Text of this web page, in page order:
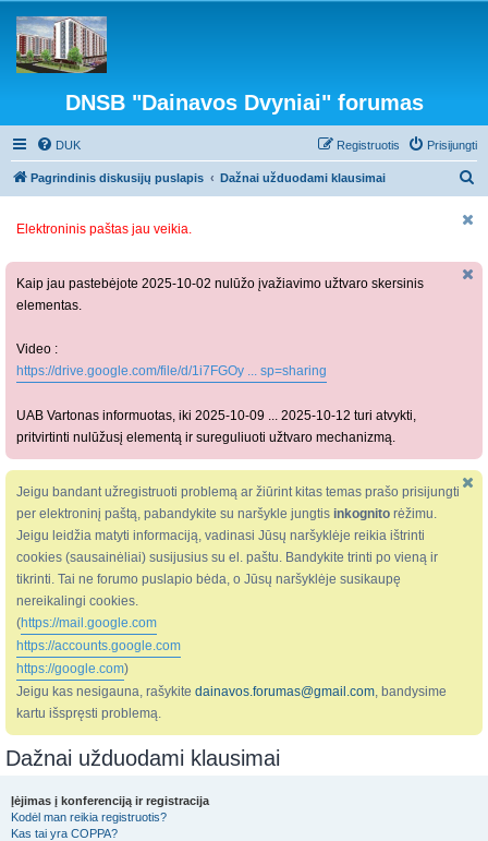
DNSB "Dainavos Dvyniai" forumas
DUK Prisijungti
Registruotis
Pagrindinis diskusijų puslapis Dažnai užduodami klausimai
Elektroninis paštas jau veikia.
Kaip jau pastebėjote 2025-10-02 nulūžo įvažiavimo užtvaro skersinis
elementas.
Video :
https://drive.google.com/file/d/1i7FGOy ... sp=sharing
UAB Vartonas informuotas, iki 2025-10-09 ... 2025-10-12 turi atvykti,
pritvirtinti nulūžusį elementą ir sureguliuoti užtvaro mechanizmą.
Jeigu bandant užregistruoti problemą ar žiūrint kitas temas prašo prisijungti
per elektroninį paštą, pabandykite su naršykle jungtis inkognito rėžimu.
Jeigu leidžia matyti informaciją, vadinasi Jūsų naršyklėje reikia ištrinti
cookies (sausainėliai) susijusius su el. paštu. Bandykite trinti po vieną ir
tikrinti. Tai ne forumo puslapio bėda, o Jūsų naršyklėje susikaupę
nereikalingi cookies.
(https://mail.google.com
https://accounts.google.com
https://google.com)
Jeigu kas nesigauna, rašykite dainavos.forumas@gmail.com, bandysime
kartu išspręsti problemą.
Dažnai užduodami klausimai
Įėjimas į konferenciją ir registracija
Kodėl man reikia registruotis?
Kas tai yra COPPA?